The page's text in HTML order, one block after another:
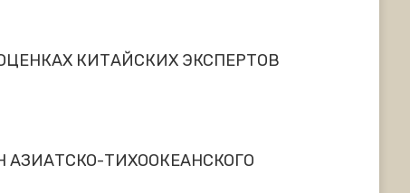
КИТАЙСКИХ ЭКСПЕРТОВ
ТИХООКЕАНСКОГО